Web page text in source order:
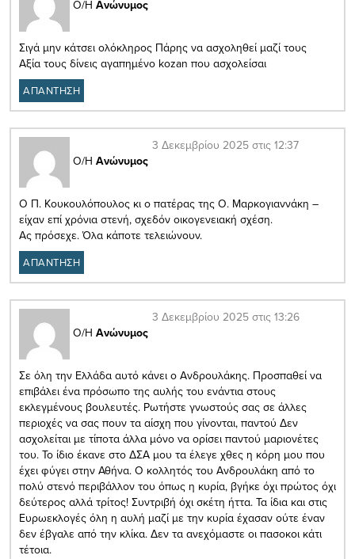
Ο/Η Ανώνυμος
Σιγά μην κάτσει ολόκληρος Πάρης να ασχοληθεί μαζί τους
Αξία τους δίνεις αγαπημένο kozan που ασχολείσαι
ΑΠΑΝΤΗΣΗ
Ο/Η Ανώνυμος
3 Δεκεμβρίου 2025 στις 12:37
Ο Π. Κουκουλόπουλος κι ο πατέρας της Ο. Μαρκογιαννάκη –
είχαν επί χρόνια στενή, σχεδόν οικογενειακή σχέση.
Ας πρόσεχε. Όλα κάποτε τελειώνουν.
ΑΠΑΝΤΗΣΗ
Ο/Η Ανώνυμος
3 Δεκεμβρίου 2025 στις 13:26
Σε όλη την Ελλάδα αυτό κάνει ο Ανδρουλάκης. Προσπαθεί να
επιβάλει ένα πρόσωπο της αυλής του ενάντια στους
εκλεγμένους βουλευτές. Ρωτήστε γνωστούς σας σε άλλες
περιοχές να σας πουν τα αίσχη που γίνονται, παντού Δεν
ασχολείται με τίποτα άλλα μόνο να ορίσει παντού μαριονέτες
του. Το ίδιο έκανε στο ΔΣΑ μου τα έλεγε χθες η κόρη μου που
έχει φύγει στην Αθήνα. Ο κολλητός του Ανδρουλάκη από το
πολύ στενό περιβάλλον του όπως η κυρία, βγήκε όχι πρώτος όχι
δεύτερος αλλά τρίτος! Συντριβή όχι σκέτη ήττα. Τα ίδια και στις
Ευρωεκλογές όλη η αυλή μαζί με την κυρία έχασαν ούτε έναν
δεν έβγαλε από την κλίκα. Δεν τα ανεχόμαστε οι πασοκοι κάτι
τέτοια.